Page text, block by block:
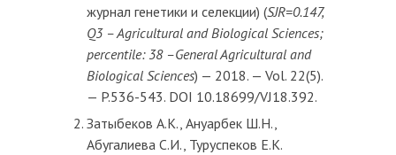
журнал генетики и селекции) (SJR=0.147,
Q3 – Agricultural and Biological Sciences;
percentile: 38 –General Agricultural and
Biological Sciences) — 2018. — Vol. 22(5).
— P.536-543. DOI 10.18699/VJ18.392.
Затыбеков А.К., Ануарбек Ш.Н.,
Абугалиева С.И., Туруспеков Е.К.